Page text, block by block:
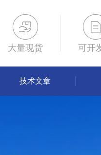
大量现货 可开
技术文章